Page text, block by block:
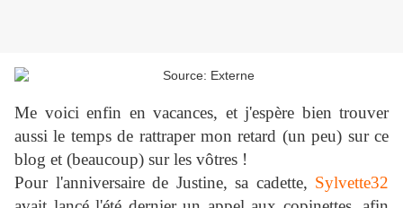
Me voici enfin en vacances, et j'espère bien trouver
aussi le temps de rattraper mon retard (un peu) sur ce
blog et (beaucoup) sur les vôtres !
Pour l'anniversaire de Justine, sa cadette, Sylvette32